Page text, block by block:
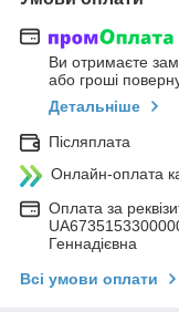
Ви отримаєте
або гроші
Детальніше
Післяплата
Онлайн-оплата
Оплата за
Геннадієвна
Всі умови оплати